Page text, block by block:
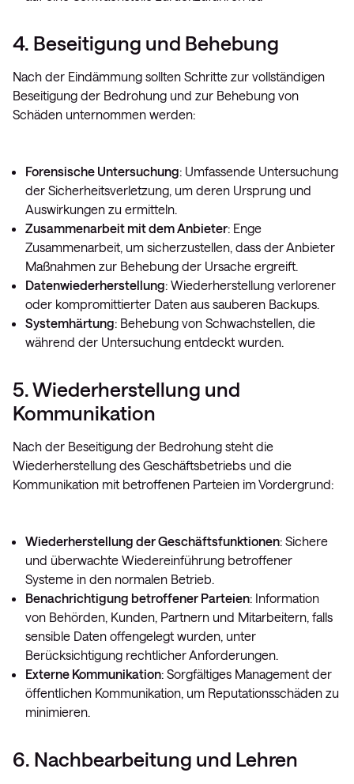
4. Beseitigung und Behebung
Nach der Eindämmung sollten Schritte zur vollständigen
Beseitigung der Bedrohung und zur Behebung von
Schäden unternommen werden:
Forensische Untersuchung: Umfassende Untersuchung
der Sicherheitsverletzung, um deren Ursprung und
Auswirkungen zu ermitteln.
Zusammenarbeit mit dem Anbieter: Enge
Zusammenarbeit, um sicherzustellen, dass der Anbieter
Maßnahmen zur Behebung der Ursache ergreift.
Datenwiederherstellung: Wiederherstellung verlorener
oder kompromittierter Daten aus sauberen Backups.
Systemhärtung: Behebung von Schwachstellen, die
während der Untersuchung entdeckt wurden.
5. Wiederherstellung und
Kommunikation
Nach der Beseitigung der Bedrohung steht die
Wiederherstellung des Geschäftsbetriebs und die
Kommunikation mit betroffenen Parteien im Vordergrund:
Wiederherstellung der Geschäftsfunktionen: Sichere
und überwachte Wiedereinführung betroffener
Systeme in den normalen Betrieb.
Benachrichtigung betroffener Parteien: Information
von Behörden, Kunden, Partnern und Mitarbeitern, falls
sensible Daten offengelegt wurden, unter
Berücksichtigung rechtlicher Anforderungen.
Externe Kommunikation: Sorgfältiges Management der
öffentlichen Kommunikation, um Reputationsschäden zu
minimieren.
6. Nachbearbeitung und Lehren